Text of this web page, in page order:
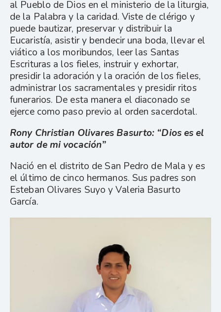
al Pueblo de Dios en el ministerio de la liturgia,
de la Palabra y la caridad. Viste de clérigo y
puede bautizar, preservar y distribuir la
Eucaristía, asistir y bendecir una boda, llevar el
viático a los moribundos, leer las Santas
Escrituras a los fieles, instruir y exhortar,
presidir la adoración y la oración de los fieles,
administrar los sacramentales y presidir ritos
funerarios. De esta manera el diaconado se
ejerce como paso previo al orden sacerdotal.
Rony Christian Olivares Basurto: “Dios es el
autor de mi vocación”
Nació en el distrito de San Pedro de Mala y es
el último de cinco hermanos. Sus padres son
Esteban Olivares Suyo y Valeria Basurto
García.